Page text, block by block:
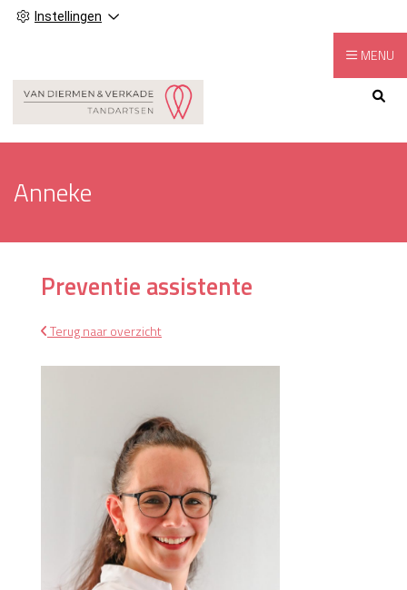
Instellingen
Hoofdmenu
MENU
Anneke
Preventie assistente
Terug naar overzicht